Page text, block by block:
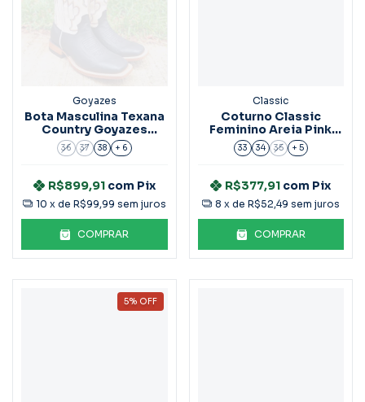
Goyazes
Bota Masculina Texana
Country Goyazes
201560
36 37 38 + 6
R$899,91 com Pix
10 x de R$99,99 sem juros
COMPRAR
Classic
Coturno Classic
Feminino Areia Pink
Ref.Tn3-Ch3
33 34 35 + 5
R$377,91 com Pix
8 x de R$52,49 sem juros
COMPRAR
5% OFF